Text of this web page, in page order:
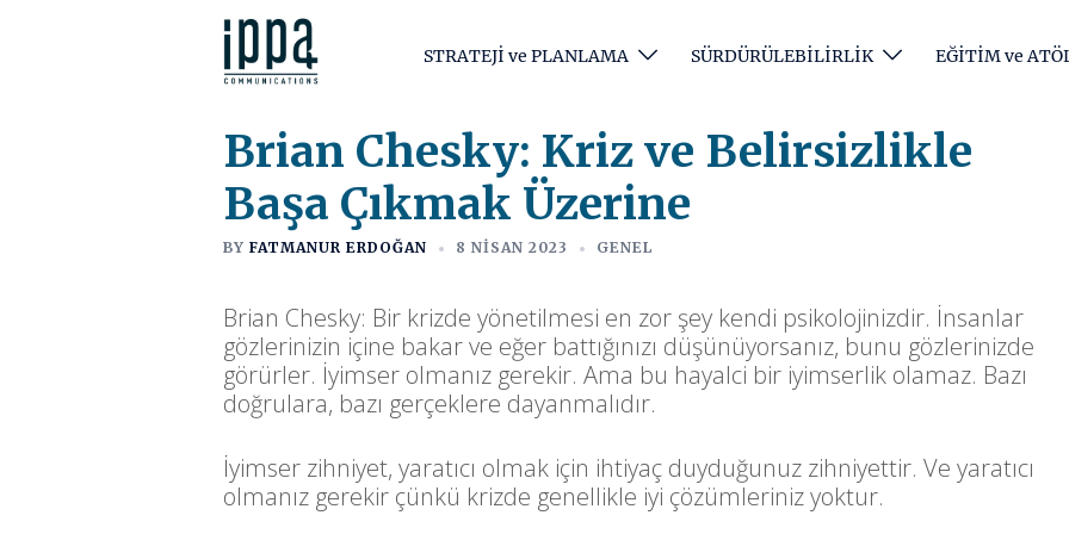
STRATEJİ ve PLANLAMA SÜRDÜRÜLEBİLİRLİK EĞİTİM ve
Brian Chesky: Kriz ve Belirsizlikle
Başa Çıkmak Üzerine
BY FATMANUR ERDOĞAN 8 NISAN 2023 GENEL
Brian Chesky: Bir krizde yönetilmesi en zor şey kendi psikolojinizdir. İnsanlar
gözlerinizin içine bakar ve eğer battığınızı düşünüyorsanız, bunu gözlerinizde
görürler. İyimser olmanız gerekir. Ama bu hayalci bir iyimserlik olamaz. Bazı
doğrulara, bazı gerçeklere dayanmalıdır.
İyimser zihniyet, yaratıcı olmak için ihtiyaç duyduğunuz zihniyettir. Ve yaratıcı
olmanız gerekir çünkü krizde genellikle iyi çözümleriniz yoktur.